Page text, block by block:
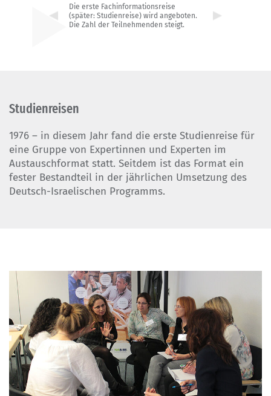
Die erste Fachinformationsreise
(später: Studienreise) wird angeboten.
Die Zahl der Teilnehmenden steigt.
Studienreisen
1976 – in diesem Jahr fand die erste Studienreise für
eine Gruppe von Expertinnen und Experten im
Austauschformat statt. Seitdem ist das Format ein
fester Bestandteil in der jährlichen Umsetzung des
Deutsch-Israelischen Programms.